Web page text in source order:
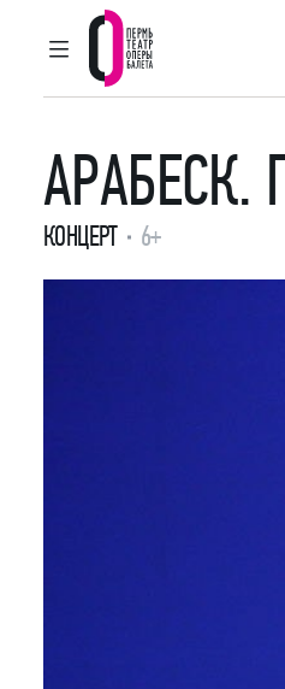
ГЛАВНОЕ МЕНЮ
Пермский
АРАБЕСК.
КОНЦЕРТ 6+